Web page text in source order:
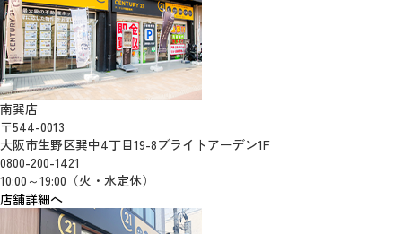
南巽店
〒544-0013
大阪市生野区巽中4丁目19-8ブライトアーデン1F
0800-200-1421
10:00～19:00（火・水定休）
店舗詳細へ